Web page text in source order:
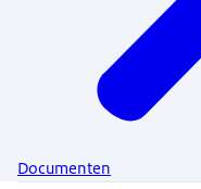
Documenten